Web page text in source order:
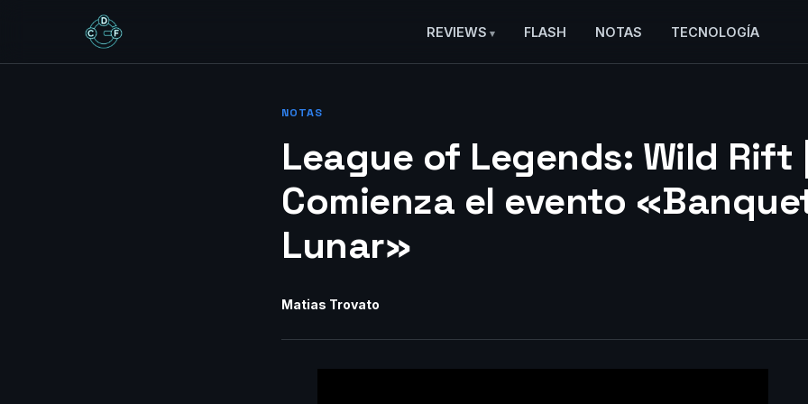
REVIEWS FLASH NOTAS TECNOLOGÍA
NOTAS
League of Legends: Wild Rift
Comienza el evento
Lunar»
Matias Trovato